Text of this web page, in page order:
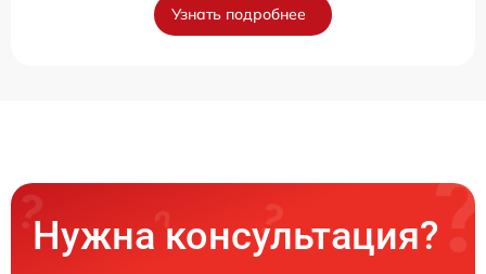
Узнать подробнее
Нужна консультация?